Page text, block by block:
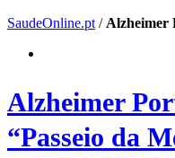
SaudeOnline.pt / Alzheimer
Alzheimer
“Passeio da